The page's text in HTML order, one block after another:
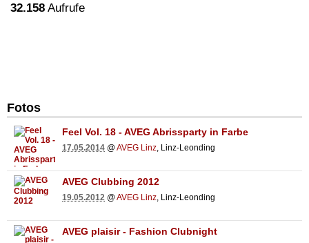
32.158 Aufrufe
Fotos
Feel Vol. 18 - AVEG Abrissparty in Farbe
17.05.2014 @AVEG Linz, Linz-Leonding
AVEG Clubbing 2012
19.05.2012 @AVEG Linz, Linz-Leonding
AVEG plaisir - Fashion Clubnight